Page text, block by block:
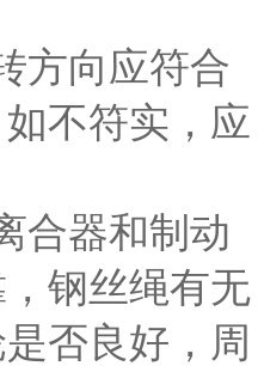
方向应符合
不符实，应
合器和制动
钢丝绳有无
否良好，周